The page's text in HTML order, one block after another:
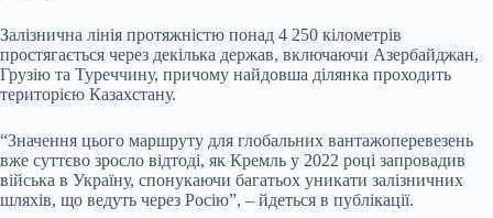
Залізнична лінія протяжністю понад 4 250 кілометрів
простягається через декілька держав, включаючи Азербайджан,
Грузію та Туреччину, причому найдовша ділянка проходить
територією Казахстану.
“Значення цього маршруту для глобальних вантажоперевезень
вже суттєво зросло відтоді, як Кремль у 2022 році запровадив
війська в Україну, спонукаючи багатьох уникати залізничних
шляхів, що ведуть через Росію”, – йдеться в публікації.